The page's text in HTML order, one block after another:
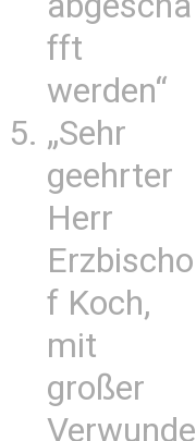
fft
werden“
„Sehr
geehrter
Herr
Erzbischo
f Koch,
mit
großer
Verwunde